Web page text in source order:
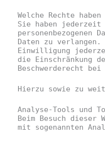
Welche Rechte
Sie haben jederzeit
Daten zu
Einwilligung
die Einschränkung
Beschwerderecht
Hierzu sowie zu
Analyse-Tools und
Beim Besuch
mit sogenannten